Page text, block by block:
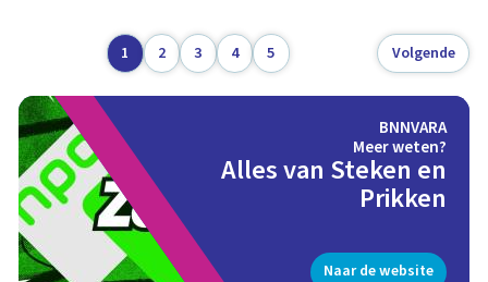
1 2 3 4 5 Volgende
BNNVARA
Meer weten?
Alles van Steken en
Prikken
Naar de website